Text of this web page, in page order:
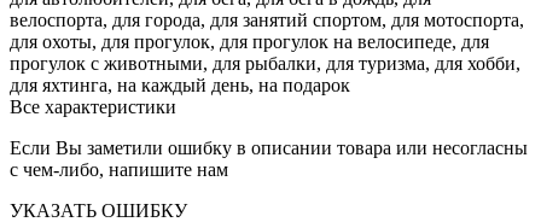
велоспорта, для города, для занятий спортом, для мотоспорта,
для охоты, для прогулок, для прогулок на велосипеде, для
прогулок с животными, для рыбалки, для туризма, для хобби,
для яхтинга, на каждый день, на подарок
Все характеристики
Если Вы заметили ошибку в описании товара или несогласны
с чем-либо, напишите нам
УКАЗАТЬ ОШИБКУ